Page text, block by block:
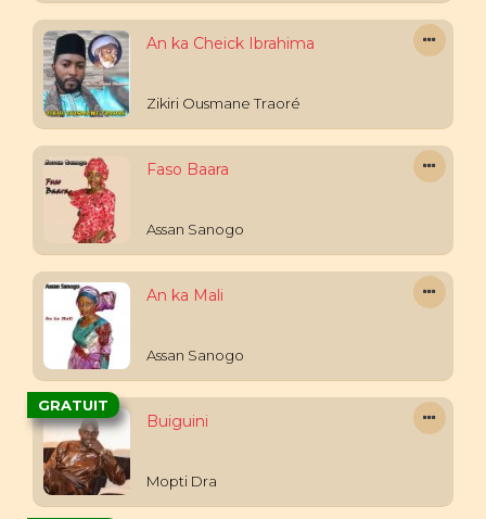
An ka Cheick Ibrahima
Zikiri Ousmane Traoré
Faso Baara
Assan Sanogo
An ka Mali
Assan Sanogo
GRATUIT
Buiguini
Mopti Dra